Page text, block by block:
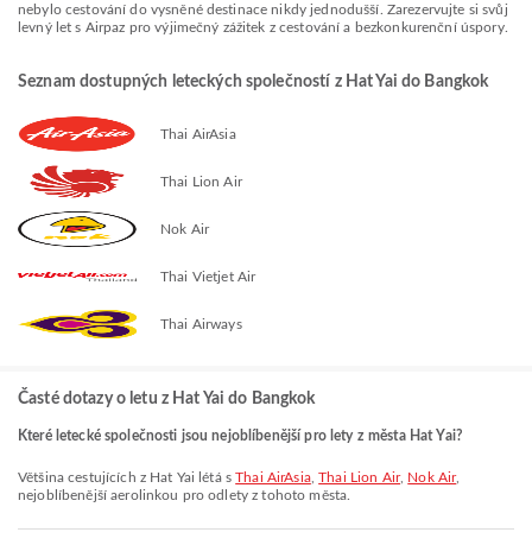
nebylo cestování do vysněné destinace nikdy jednodušší. Zarezervujte si svůj
levný let s Airpaz pro výjimečný zážitek z cestování a bezkonkurenční úspory.
Seznam dostupných leteckých společností z Hat Yai do Bangkok
Thai AirAsia
Thai Lion Air
Nok Air
Thai Vietjet Air
Thai Airways
Časté dotazy o letu z Hat Yai do Bangkok
Které letecké společnosti jsou nejoblíbenější pro lety z města Hat Yai?
Většina cestujících z Hat Yai létá sThai AirAsia,Thai Lion Air, Nok Air,
nejoblíbenější aerolinkou pro odlety z tohoto města.